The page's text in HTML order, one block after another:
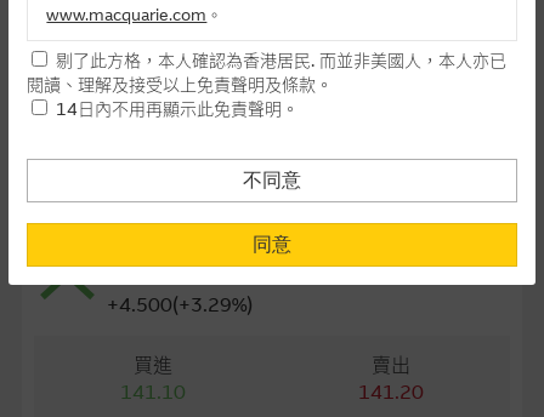
街貨百分比 18.65%
最後更新日期： 07-08-2026 16:20
1347 華虹半導體
141.20
+4.500(+3.29%)
買進
141.10
賣出
141.20
www.macquarie.com 。
本網站所載資料會隨時更改，而不作另行通知，如閣下欲取麥格
理的資料，可直接聯絡本集團職員。
民使用，並不提供或發售予美國人。本網站內容無意要約或唆使
閣下購買證券、基金單位或其他投資工具(不論在參考條款上或在
其他地方)，但清楚表明上述意圖的個別段落則屬例外。
提供網站內容的基準 – 使用時請考慮個人風險
網站內容來自我們在所示日期時認為可靠之來源，且均以真誠提
言，網站內容可能未必完整或準確。麥格理集團不會，亦沒有義
務更新網站內容，或修正任何其後變為明顯失實之地方。網站內
剔了此方格，本人確認為香港居民. 而並非美國人，本人亦已
閱讀、理解及接受以上免責聲明及條款。
14日內不用再顯示此免責聲明。
不同意
同意